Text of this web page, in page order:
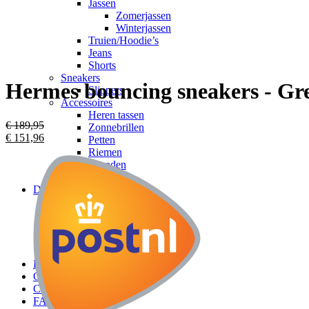
Jassen
Zomerjassen
Winterjassen
Truien/Hoodie’s
Jeans
Shorts
Sneakers
Slippers
Accessoires
Heren tassen
Zonnebrillen
Petten
Riemen
Sieraden
Dames
Kleding
Dames tassen
Dames schoenen
Accessoires
Sieraden
Kids
Over ons
Contact
FAQ
Hermes bouncing sneakers -
€189,95
€ 151,96